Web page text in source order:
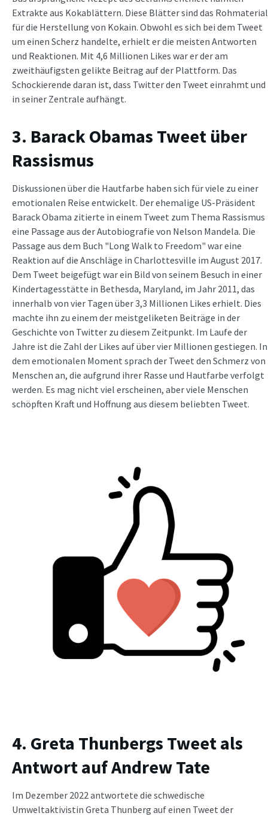
Extrakte aus Kokablättern. Diese Blätter sind das Rohmaterial
für die Herstellung von Kokain. Obwohl es sich bei dem Tweet
um einen Scherz handelte, erhielt er die meisten Antworten
und Reaktionen. Mit 4,6 Millionen Likes war er der am
zweithäufigsten gelikte Beitrag auf der Plattform. Das
Schockierende daran ist, dass Twitter den Tweet einrahmt und
in seiner Zentrale aufhängt.
3. Barack Obamas Tweet über
Rassismus
Diskussionen über die Hautfarbe haben sich für viele zu einer
emotionalen Reise entwickelt. Der ehemalige US-Präsident
Barack Obama zitierte in einem Tweet zum Thema Rassismus
eine Passage aus der Autobiografie von Nelson Mandela. Die
Passage aus dem Buch "Long Walk to Freedom" war eine
Reaktion auf die Anschläge in Charlottesville im August 2017.
Dem Tweet beigefügt war ein Bild von seinem Besuch in einer
Kindertagesstätte in Bethesda, Maryland, im Jahr 2011, das
innerhalb von vier Tagen über 3,3 Millionen Likes erhielt. Dies
machte ihn zu einem der meistgeliketen Beiträge in der
Geschichte von Twitter zu diesem Zeitpunkt. Im Laufe der
Jahre ist die Zahl der Likes auf über vier Millionen gestiegen. In
dem emotionalen Moment sprach der Tweet den Schmerz von
Menschen an, die aufgrund ihrer Rasse und Hautfarbe verfolgt
werden. Es mag nicht viel erscheinen, aber viele Menschen
schöpften Kraft und Hoffnung aus diesem beliebten Tweet.
4. Greta Thunbergs Tweet als
Antwort auf Andrew Tate
Im Dezember 2022 antwortete die schwedische
Umweltaktivistin Greta Thunberg auf einen Tweet der